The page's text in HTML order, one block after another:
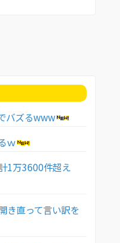
バズるwww
ｗ
1万3600件超え
き直って言い訳を